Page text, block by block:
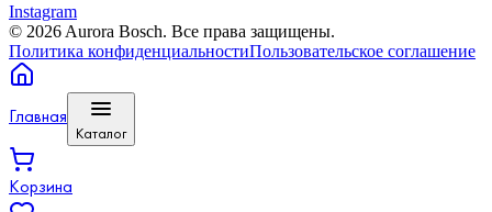
Instagram
© 2026 Aurora Bosch. Все права защищены.
Политика конфиденциальностиПользовательское соглашение
Главная
Каталог
Корзина